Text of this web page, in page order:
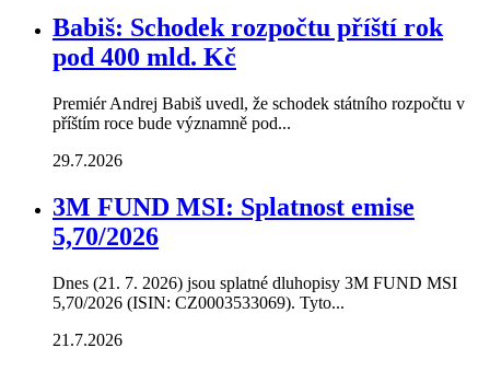
Babiš: Schodek rozpočtu příští rok
pod 400 mld. Kč
Premiér Andrej Babiš uvedl, že schodek státního rozpočtu v
příštím roce bude významně pod...
29.7.2026
3M FUND MSI: Splatnost emise
5,70/2026
Dnes (21. 7. 2026) jsou splatné dluhopisy 3M FUND MSI
5,70/2026 (ISIN: CZ0003533069). Tyto...
21.7.2026